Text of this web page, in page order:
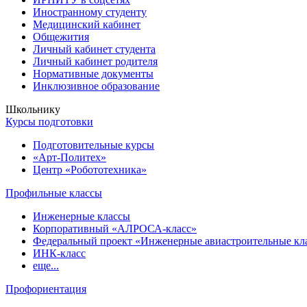
Иностранному студенту
Медицинский кабинет
Общежития
Личный кабинет студента
Личный кабинет родителя
Нормативные документы
Инклюзивное образование
Школьнику
Курсы подготовки
Подготовительные курсы
«Арт-Политех»
Центр «Робототехника»
Профильные классы
Инженерные классы
Корпоративный «АЛРОСА-класс»
Федеральный проект «Инженерные авиастроительные
ИНК-класс
еще...
Профориентация